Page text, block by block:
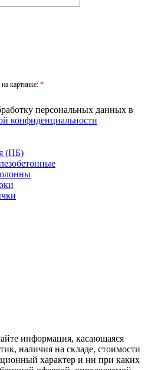
картинке: *
персональных данных в
конфиденциальности
(ПБ)
информация, касающаяся
наличия на складе, стоимости
характер и ни при каких